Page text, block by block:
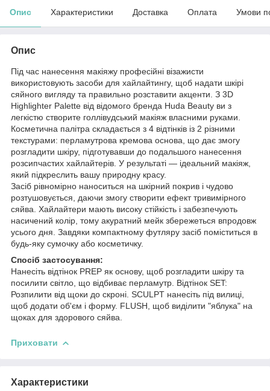
Опис Характеристики Доставка Оплата Умови
Опис
Під час нанесення макіяжу професійні візажисти
використовують засоби для хайлайтингу, щоб надати шкірі
сяйного вигляду та правильно розставити акценти. З 3D
Highlighter Palette від відомого бренда Huda Beauty ви з
легкістю створите голлівудський макіяж власними руками.
Косметична палітра складається з 4 відтінків із 2 різними
текстурами: перламутрова кремова основа, що дає змогу
розгладити шкіру, підготувавши до подальшого нанесення
розсипчастих хайлайтерів. У результаті — ідеальний макіяж,
який підкреслить вашу природну красу.
Засіб рівномірно наноситься на шкірний покрив і чудово
розтушовується, даючи змогу створити ефект тривимірного
сяйва. Хайлайтери мають високу стійкість і забезпечують
насичений колір, тому акуратний мейк збережеться впродовж
усього дня. Завдяки компактному футляру засіб поміститься в
будь-яку сумочку або косметичку.
Спосіб застосування:
Нанесіть відтінок PREP як основу, щоб розгладити шкіру та
посилити світло, що відбиває перламутр. Відтінок SET:
Розпилити від щоки до скроні. SCULPT нанесіть під вилиці,
щоб додати об'єм і форму. FLUSH, щоб виділити "яблука" на
щоках для здорового сяйва.
Приховати
Характеристики